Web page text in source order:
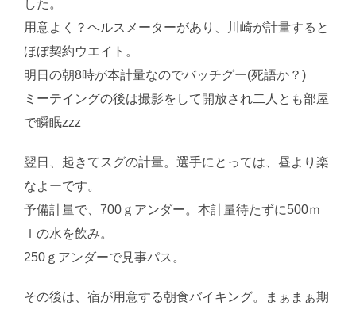
した。
用意よく？ヘルスメーターがあり、川崎が計量すると
ほぼ契約ウエイト。
明日の朝8時が本計量なのでバッチグー(死語か？)
ミーテイングの後は撮影をして開放され二人とも部屋
で瞬眠zzz
翌日、起きてスグの計量。選手にとっては、昼より楽
なよーです。
予備計量で、700ｇアンダー。本計量待たずに500ｍ
ｌの水を飲み。
250ｇアンダーで見事パス。
その後は、宿が用意する朝食バイキング。まぁまぁ期